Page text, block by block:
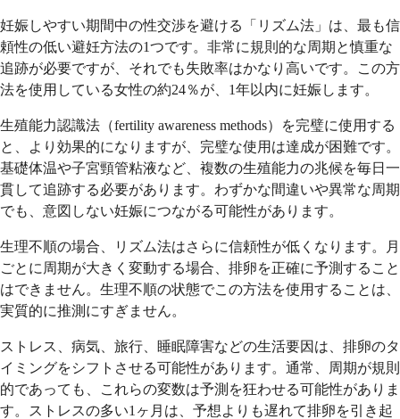
妊娠しやすい期間中の性交渉を避ける「リズム法」は、最も信
頼性の低い避妊方法の1つです。非常に規則的な周期と慎重な
追跡が必要ですが、それでも失敗率はかなり高いです。この方
法を使用している女性の約24％が、1年以内に妊娠します。
生殖能力認識法（fertility awareness methods）を完璧に使用する
と、より効果的になりますが、完璧な使用は達成が困難です。
基礎体温や子宮頸管粘液など、複数の生殖能力の兆候を毎日一
貫して追跡する必要があります。わずかな間違いや異常な周期
でも、意図しない妊娠につながる可能性があります。
生理不順の場合、リズム法はさらに信頼性が低くなります。月
ごとに周期が大きく変動する場合、排卵を正確に予測すること
はできません。生理不順の状態でこの方法を使用することは、
実質的に推測にすぎません。
ストレス、病気、旅行、睡眠障害などの生活要因は、排卵のタ
イミングをシフトさせる可能性があります。通常、周期が規則
的であっても、これらの変数は予測を狂わせる可能性がありま
す。ストレスの多い1ヶ月は、予想よりも遅れて排卵を引き起